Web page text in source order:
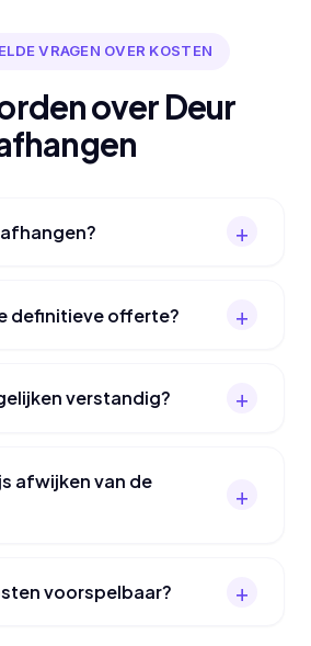
VRAGEN OVER KOSTEN
over Deur
definitieve offerte?
verstandig?
afwijken van de
voorspelbaar?